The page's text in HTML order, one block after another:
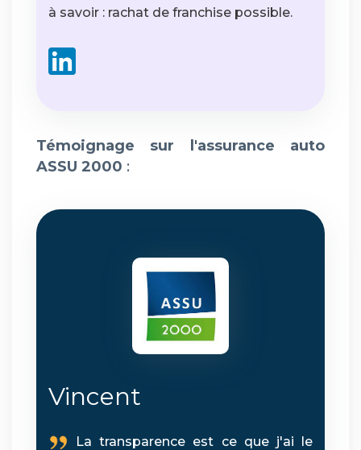
à savoir : rachat de franchise possible.
Témoignage sur l'assurance auto
ASSU 2000 :
Vincent
La transparence est ce que j'ai le